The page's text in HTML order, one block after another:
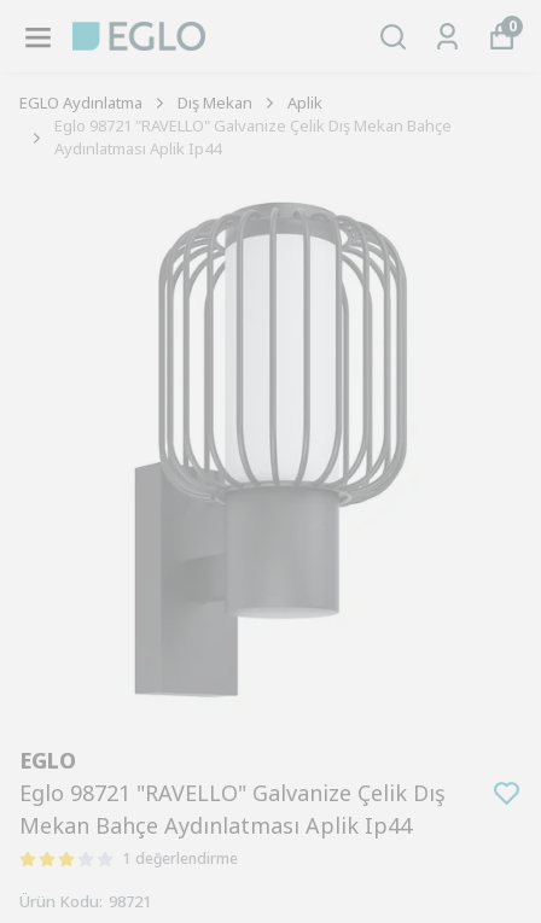
0
EGLO Aydınlatma Dış Mekan
Aplik
Eglo 98721 "RAVELLO" Galvanize Çelik Dış Mekan Bahçe
Aydınlatması Aplik Ip44
EGLO
Eglo 98721 "RAVELLO" Galvanize Çelik Dış
Mekan Bahçe Aydınlatması Aplik Ip44
1 değerlendirme
Ürün Kodu: 98721